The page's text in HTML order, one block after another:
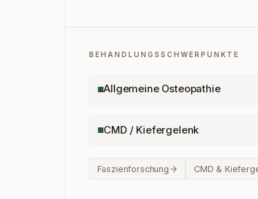
BEHANDLUNGSSCHWERPUNKTE
Allgemeine Osteopathie
CMD / Kiefergelenk
Faszienforschung CMD &